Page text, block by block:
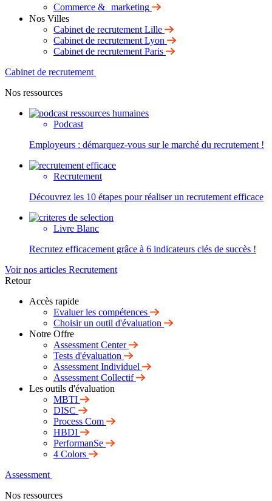
Commerce & marketing
Nos Villes
Cabinet de recrutement Lille
Cabinet de recrutement Lyon
Cabinet de recrutement Paris
Cabinet de recrutement
Nos ressources
Podcast
Employeurs : démarquez-vous sur le marché du recrutement !
Recrutement
Découvrez les 10 étapes pour réaliser un recrutement efficace
Livre Blanc
Recrutez efficacement grâce à 6 indicateurs clés de succès !
Voir nos articles Recrutement
Retour
Accès rapide
Evaluer les compétences
Choisir un outil d'évaluation
Notre Offre
Assessment Center
Tests d'évaluation
Assessment Individuel
Assessment Collectif
Les outils d'évaluation
MBTI
DISC
Process Com
HBDI
PerformanSe
4 Colors
Assessment
Nos ressources